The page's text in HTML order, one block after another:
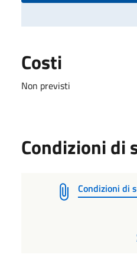
Costi
Non previsti
Condizioni di
Condizioni di